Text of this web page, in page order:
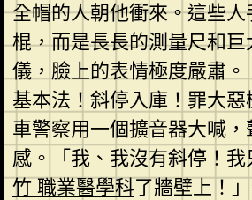
全帽的人朝他衝來。這些
棍，而是長長的測量尺和
儀，臉上的表情極度嚴肅
基本法！斜停入庫！罪大
車警察用一個擴音器大喊
感。「我、我沒有斜停！
竹 職業醫學科了牆壁上！